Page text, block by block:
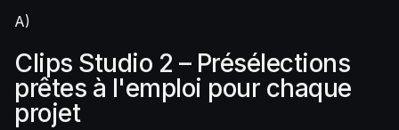
A)
Clips Studio 2 – Présélections
prêtes à l'emploi pour chaque
projet